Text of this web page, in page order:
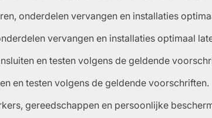
onderdelen vervangen en installaties
vervangen en installaties optimaal
en testen volgens de geldende
en testen volgens de geldende voorschriften.
gereedschappen en persoonlijke